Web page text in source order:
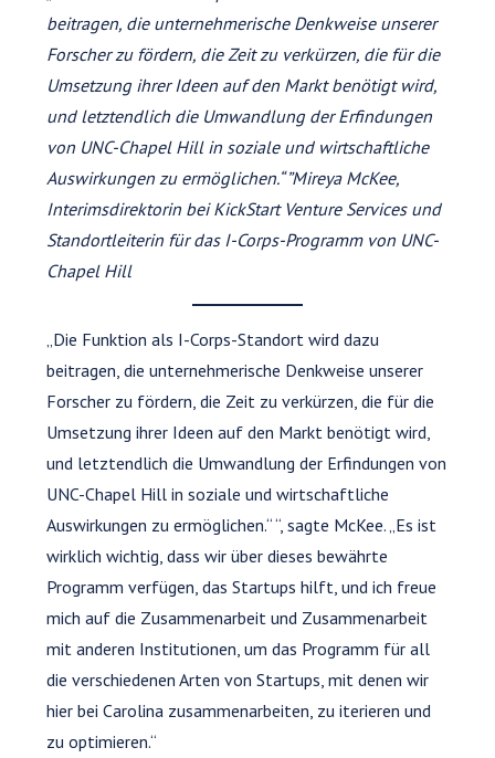
beitragen, die unternehmerische Denkweise unserer
Forscher zu fördern, die Zeit zu verkürzen, die für die
Umsetzung ihrer Ideen auf den Markt benötigt wird,
und letztendlich die Umwandlung der Erfindungen
von UNC-Chapel Hill in soziale und wirtschaftliche
Auswirkungen zu ermöglichen.“ ”Mireya McKee,
Interimsdirektorin bei KickStart Venture Services und
Standortleiterin für das I-Corps-Programm von UNC-
Chapel Hill
„Die Funktion als I-Corps-Standort wird dazu
beitragen, die unternehmerische Denkweise unserer
Forscher zu fördern, die Zeit zu verkürzen, die für die
Umsetzung ihrer Ideen auf den Markt benötigt wird,
und letztendlich die Umwandlung der Erfindungen von
UNC-Chapel Hill in soziale und wirtschaftliche
Auswirkungen zu ermöglichen.“ “, sagte McKee. „Es ist
wirklich wichtig, dass wir über dieses bewährte
Programm verfügen, das Startups hilft, und ich freue
mich auf die Zusammenarbeit und Zusammenarbeit
mit anderen Institutionen, um das Programm für all
die verschiedenen Arten von Startups, mit denen wir
hier bei Carolina zusammenarbeiten, zu iterieren und
zu optimieren.“